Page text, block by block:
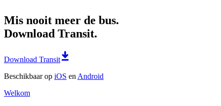
Mis nooit meer de bus.
Download Transit.
Download Transit
Beschikbaar op iOS en Android
Welkom